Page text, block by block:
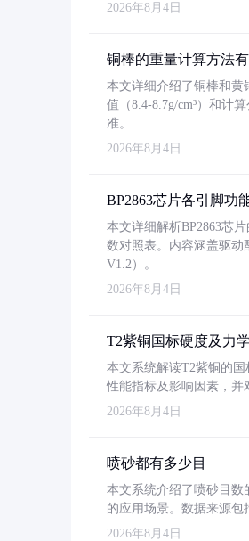
2026年8月4日
铜棒的重量计算方法
本文详细介绍了铜棒和黄
值（8.4-8.7g/cm³）和计
准。
2026年8月4日
BP2863芯片各引脚功
本文详细解析BP2863芯
数对照表。内容涵盖驱动
V1.2）。
2026年8月4日
T2紫铜国标硬度及力
本文系统解读T2紫铜的
性能指标及影响因素，并
2026年8月4日
喷砂都有多少目
本文系统介绍了喷砂目数
的应用场景。数据来源包
2026年8月4日